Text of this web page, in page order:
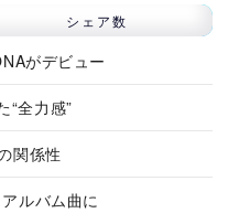
シェア数
がデビュー
“全力感”
関係性
ルバム曲に